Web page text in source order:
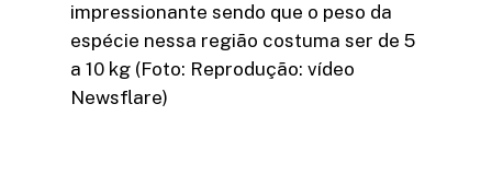
impressionante sendo que o peso da
espécie nessa região costuma ser de 5
a 10 kg (Foto: Reprodução: vídeo
Newsflare)